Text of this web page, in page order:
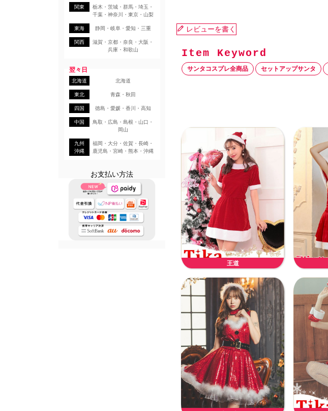
関東
栃木・茨城・群馬・埼玉・
千葉・神奈川・東京・山梨
東海 静岡・岐阜・愛知・三重
関西
滋賀・京都・奈良・大阪・
兵庫・和歌山
翌々日
北海道 北海道
東北 青森・秋田
四国 徳島・愛媛・香川・高知
中国
鳥取・広島・島根・山口・
岡山
九州
沖縄
福岡・大分・佐賀・長崎・
鹿児島・宮崎・熊本・沖縄
お支払い方法
レビューを書く
サンタコスプレ全商品 セットアップサンタ
王道